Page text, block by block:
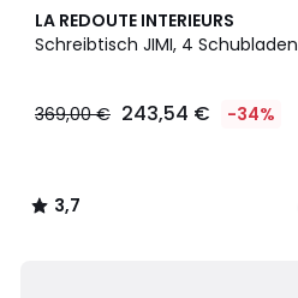
LA REDOUTE INTERIEURS
Schreibtisch JIMI, 4 Schubladen
369,00 € 243,54 € -34%
3,7
/ 5
3
Farben
3,7
/